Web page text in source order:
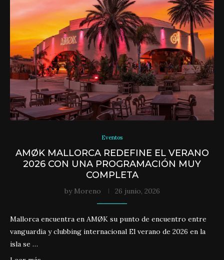
Eventos
AMØK MALLORCA REDEFINE EL VERANO
2026 CON UNA PROGRAMACIÓN MUY
COMPLETA
by Moreno 26 junio, 2026
Mallorca encuentra en AMØK su punto de encuentro entre
vanguardia y clubbing internacional El verano de 2026 en la
isla se …